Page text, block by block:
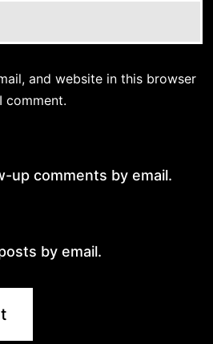
and website in this browser
comment.
up comments by email.
by email.